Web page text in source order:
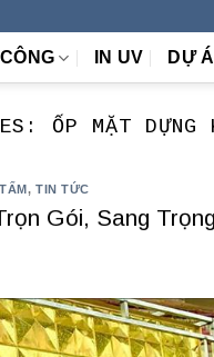
IN UV DỰ
ỐP MẶT
,TIN TỨC
Gói, Sang Trọng